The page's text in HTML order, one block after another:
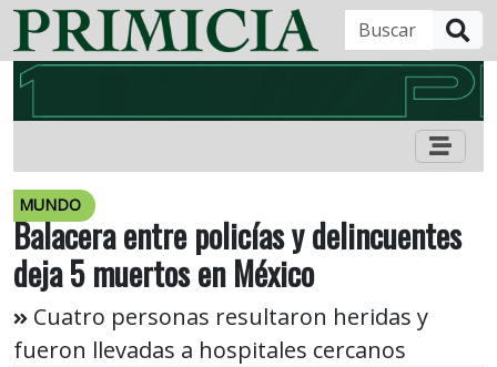
MUNDO
Balacera entre policías y delincuentes
deja 5 muertos en México
Cuatro personas resultaron heridas y
fueron llevadas a hospitales cercanos